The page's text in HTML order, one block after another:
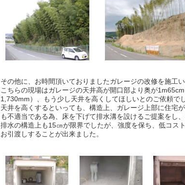
その他に、お時間頂いておりましたガレージの改修を施工い
こちらの現場はガレージの天井高が開口部より奥が
1,730mm）、もう少し天井を高くしてほしいとのご依頼でし
天井を高くするといっても、構造上、ガレージ上部に住宅
も不適当である為、床を下げて排水溝を設けるご提案をし、
排水の構造上も15㎝が限界でしたが、強度を保ち、低コス
お引渡しすることが出来ました。